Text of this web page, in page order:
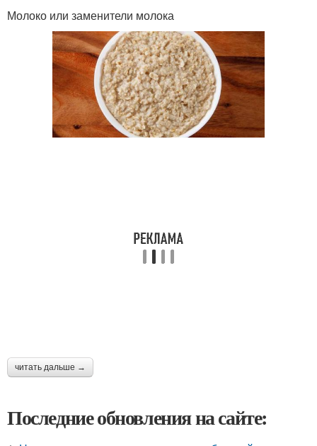
Молоко или заменители молока
читать дальше →
Последние обновления на сайте: